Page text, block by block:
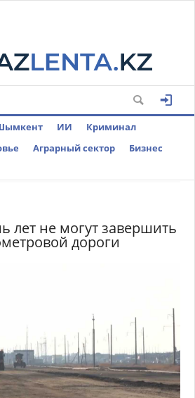
ИИ
Криминал
Аграрный сектор
Бизнес
лет не могут завершить
дороги